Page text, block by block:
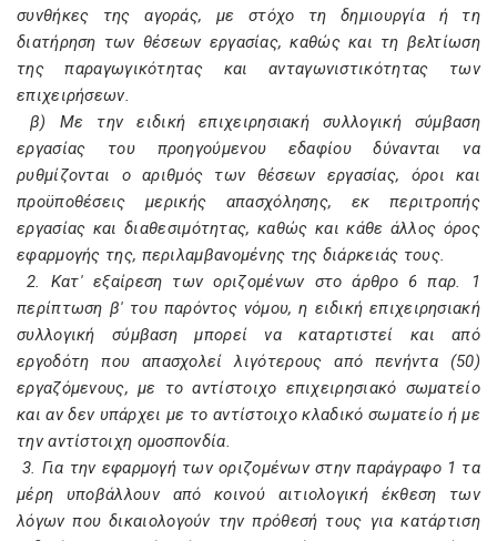
συνθήκες της αγοράς, με στόχο τη δημιουργία ή τη
διατήρηση των θέσεων εργασίας, καθώς και τη βελτίωση
της παραγωγικότητας και ανταγωνιστικότητας των
επιχειρήσεων.
β) Με την ειδική επιχειρησιακή συλλογική σύμβαση
εργασίας του προηγούμενου εδαφίου δύνανται να
ρυθμίζονται ο αριθμός των θέσεων εργασίας, όροι και
προϋποθέσεις μερικής απασχόλησης, εκ περιτροπής
εργασίας και διαθεσιμότητας, καθώς και κάθε άλλος όρος
εφαρμογής της, περιλαμβανομένης της διάρκειάς τους.
2. Κατ' εξαίρεση των οριζομένων στο άρθρο 6 παρ. 1
περίπτωση β' του παρόντος νόμου, η ειδική επιχειρησιακή
συλλογική σύμβαση μπορεί να καταρτιστεί και από
εργοδότη που απασχολεί λιγότερους από πενήντα (50)
εργαζόμενους, με το αντίστοιχο επιχειρησιακό σωματείο
και αν δεν υπάρχει με το αντίστοιχο κλαδικό σωματείο ή με
την αντίστοιχη ομοσπονδία.
3. Για την εφαρμογή των οριζομένων στην παράγραφο 1 τα
μέρη υποβάλλουν από κοινού αιτιολογική έκθεση των
λόγων που δικαιολογούν την πρόθεσή τους για κατάρτιση